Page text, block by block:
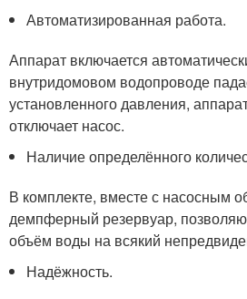
Автоматизированная работа.
Аппарат включается
внутридомовом водопроводе
установленного давления,
отключает насос.
Наличие определённого
В комплекте, вместе с насосным
демпферный резервуар,
объём воды на всякий
Надёжность.